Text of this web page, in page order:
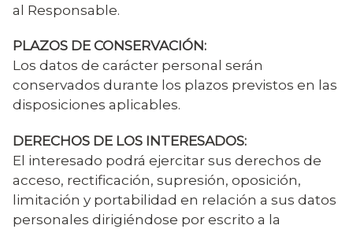
al Responsable.
PLAZOS DE CONSERVACIÓN:
Los datos de carácter personal serán
conservados durante los plazos previstos en las
disposiciones aplicables.
DERECHOS DE LOS INTERESADOS:
El interesado podrá ejercitar sus derechos de
acceso, rectificación, supresión, oposición,
limitación y portabilidad en relación a sus datos
personales dirigiéndose por escrito a la